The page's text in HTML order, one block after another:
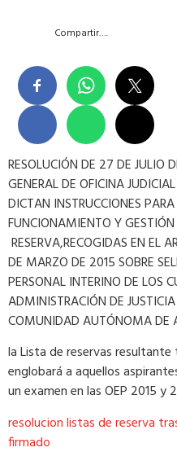
Compartir….
RESOLUCIÓN DE 27 DE JULIO
GENERAL DE OFICINA
DICTAN INSTRUCCIONES
FUNCIONAMIENTO Y
RESERVA,RECOGIDAS EN EL
DE MARZO DE 2015 SOBRE
PERSONAL INTERINO DE LOS
ADMINISTRACIÓN DE
COMUNIDAD AUTÓNOMA DE
la Lista de reservas
englobará a aquellos
un examen en las OEP 2015 y
resolucion listas de reserva
firmado